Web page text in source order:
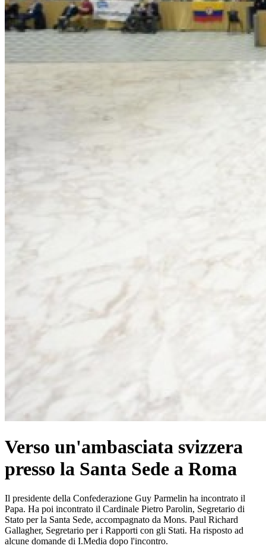
Verso un'ambasciata svizzera
presso la Santa Sede a Roma
Il presidente della Confederazione Guy Parmelin ha incontrato il
Papa. Ha poi incontrato il Cardinale Pietro Parolin, Segretario di
Stato per la Santa Sede, accompagnato da Mons. Paul Richard
Gallagher, Segretario per i Rapporti con gli Stati. Ha risposto ad
alcune domande di I.Media dopo l'incontro.